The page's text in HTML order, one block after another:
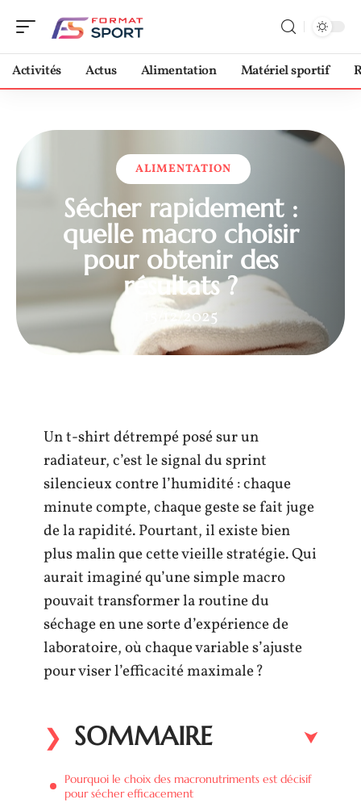
Activités Actus Alimentation Matériel sportif
ALIMENTATION
Sécher rapidement :
quelle macro choisir
pour obtenir des
résultats ?
15/12/2025
Un t-shirt détrempé posé sur un
radiateur, c’est le signal du sprint
silencieux contre l’humidité : chaque
minute compte, chaque geste se fait juge
de la rapidité. Pourtant, il existe bien
plus malin que cette vieille stratégie. Qui
aurait imaginé qu’une simple macro
pouvait transformer la routine du
séchage en une sorte d’expérience de
laboratoire, où chaque variable s’ajuste
pour viser l’efficacité maximale ?
SOMMAIRE
Pourquoi le choix des macronutriments est décisif
pour sécher efficacement